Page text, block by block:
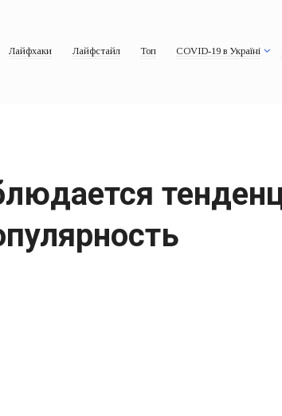
Лайфхаки Лайфстайл Топ COVID-19 в Україні